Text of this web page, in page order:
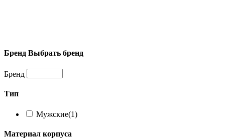
Бренд Выбрать бренд
Бренд
Тип
Мужские(1)
Материал корпуса